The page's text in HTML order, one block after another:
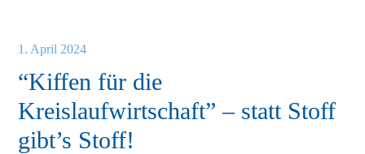
“Kiffen für die
Kreislaufwirtschaft” – statt Stoff
gibt’s Stoff!
1. April 2024